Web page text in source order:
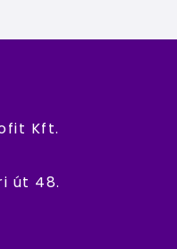
Kft.
út 48.